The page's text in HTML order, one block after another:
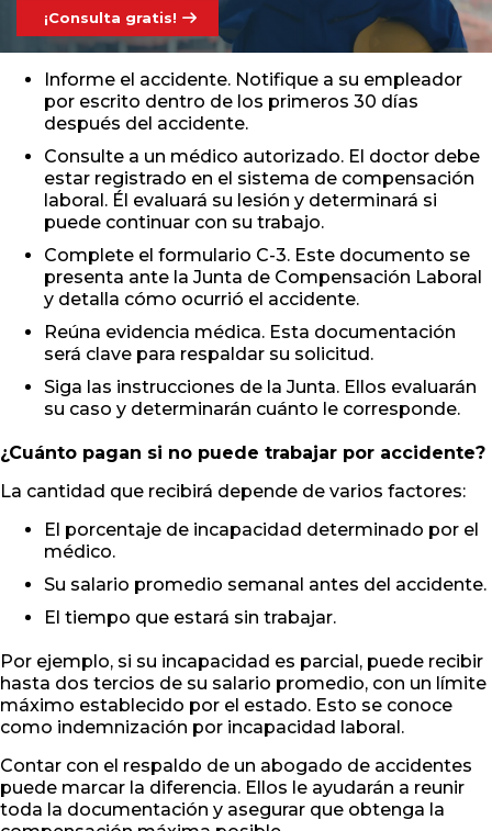
¡Consulta gratis!
Informe el accidente. Notifique a su empleador
por escrito dentro de los primeros 30 días
después del accidente.
Consulte a un médico autorizado. El doctor debe
estar registrado en el sistema de compensación
laboral. Él evaluará su lesión y determinará si
puede continuar con su trabajo.
Complete el formulario C-3. Este documento se
presenta ante la Junta de Compensación Laboral
y detalla cómo ocurrió el accidente.
Reúna evidencia médica. Esta documentación
será clave para respaldar su solicitud.
Siga las instrucciones de la Junta. Ellos evaluarán
su caso y determinarán cuánto le corresponde.
¿Cuánto pagan si no puede trabajar por accidente?
La cantidad que recibirá depende de varios factores:
El porcentaje de incapacidad determinado por el
médico.
Su salario promedio semanal antes del accidente.
El tiempo que estará sin trabajar.
Por ejemplo, si su incapacidad es parcial, puede recibir
hasta dos tercios de su salario promedio, con un límite
máximo establecido por el estado. Esto se conoce
como indemnización por incapacidad laboral.
Contar con el respaldo de un abogado de accidentes
puede marcar la diferencia. Ellos le ayudarán a reunir
toda la documentación y asegurar que obtenga la